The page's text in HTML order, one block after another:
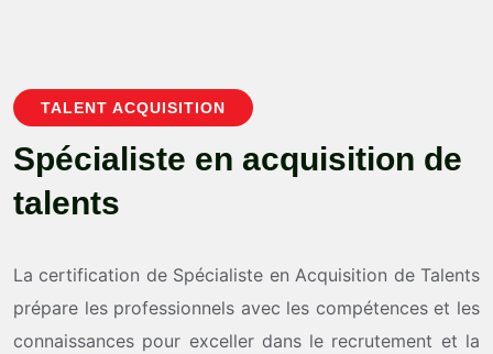
TALENT ACQUISITION
Spécia iste en acquisition de
ta ents
La certification de Spécialiste en Acquisition de Talents
prépare les professionnels avec les compétences et les
connaissances pour exceller dans le recrutement et la